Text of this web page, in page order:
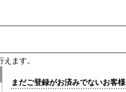
ます。
まだご登録がお済みでないお客様